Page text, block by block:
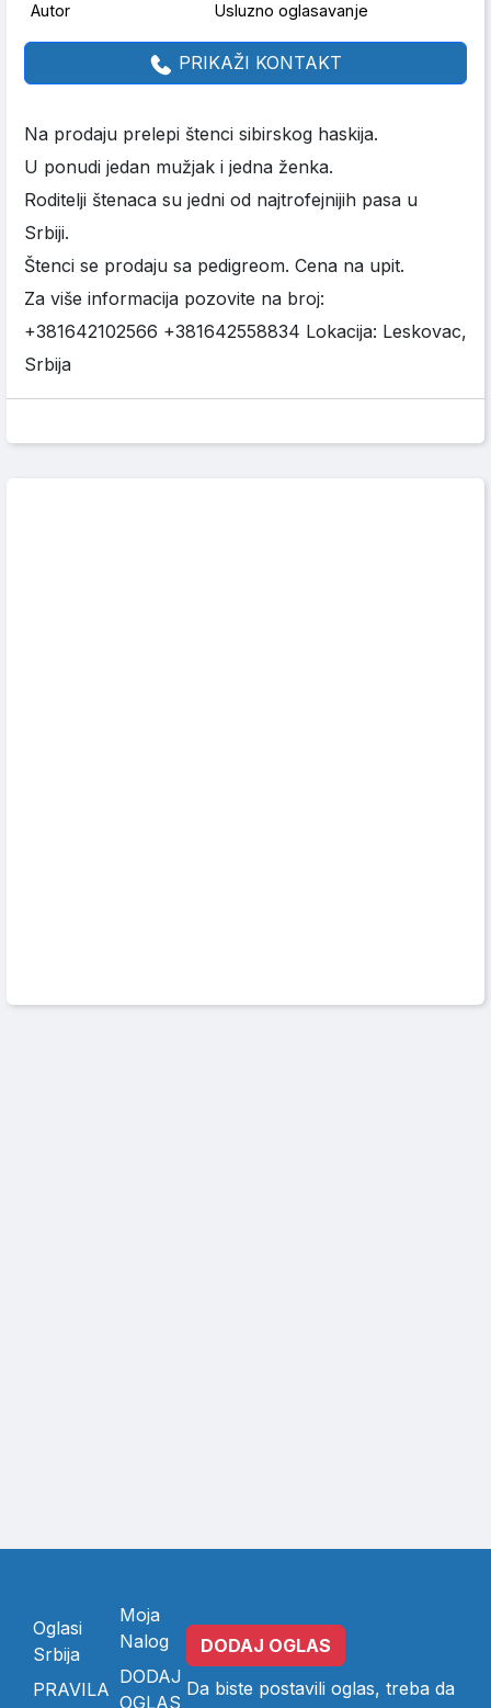
Autor Usluzno oglasavanje
PRIKAŽI KONTAKT
Na prodaju prelepi štenci sibirskog haskija.
U ponudi jedan mužjak i jedna ženka.
Roditelji štenaca su jedni od najtrofejnijih pasa u
Srbiji.
Štenci se prodaju sa pedigreom. Cena na upit.
Za više informacija pozovite na broj:
+381642102566 +381642558834 Lokacija: Leskovac,
Srbija
Oglasi
Srbija
PRAVILA
Moja
Nalog
DODAJ
OGLAS
DODAJ OGLAS
Da biste postavili oglas, treba da